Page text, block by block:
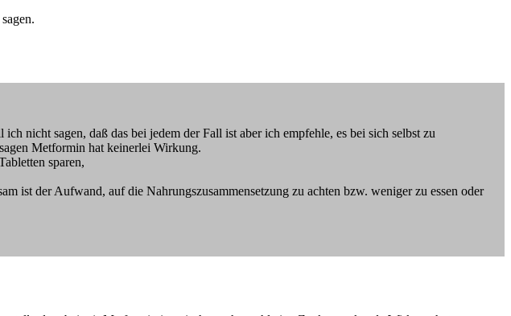
nicht sagen, daß das bei jedem der Fall ist aber ich empfehle, es bei sich selbst zu
Metformin hat keinerlei Wirkung.
sparen,
ist der Aufwand, auf die Nahrungszusammensetzung zu achten bzw. weniger zu essen oder